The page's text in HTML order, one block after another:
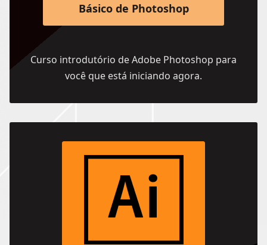
Básico de Photoshop
Curso introdutório de Adobe Photoshop para
você que está iniciando agora.